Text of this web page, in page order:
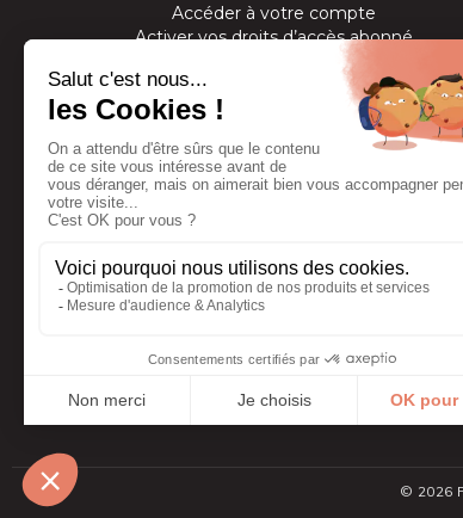
Accéder à votre compte
Activer vos droits d’accès abonné
Consulter les magazines
S’inscrire aux newsletters
Devenir annonceur
Se connecter à l’extranet annonceur
Nous contacter
© 2026